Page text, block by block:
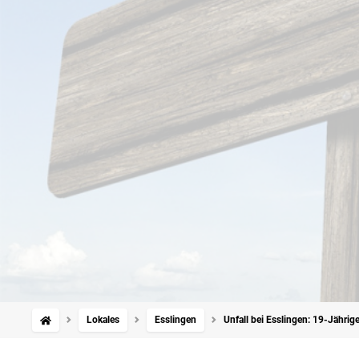
Lokales Esslingen Unfall bei Esslingen: 19-